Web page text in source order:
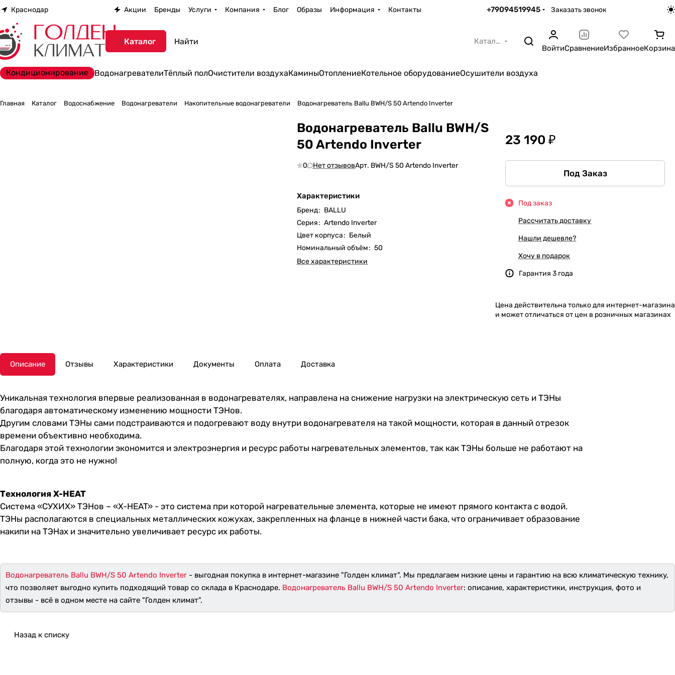
Краснодар Акции Бренды Услуги Компания Блог Образы Информация Контакты +79094519945 Заказать звонок
Каталог Каталог
ВойтиСравнениеИзбранноеКорзина
Кондиционирование ВодонагревателиТёплый полОчистители воздухаКаминыОтоплениеКотельное оборудованиеОсушители воздуха
Главная Каталог Водоснабжение Водонагреватели Накопительные водонагреватели Водонагреватель Ballu BWH/S 50 Artendo Inverter
Водонагреватель Ballu BWH/S
50 Artendo Inverter
0 Нет отзывовАрт. BWH/S 50 Artendo Inverter
Характеристики
Бренд: BALLU
Серия: Artendo Inverter
Цвет корпуса: Белый
Номинальный объём: 50
Все характеристики
23 190 ₽
Под Заказ
Под заказ
Рассчитать доставку
Нашли дешевле?
Хочу в подарок
Гарантия 3 года
Цена действительна только для интернет-магазина
и может отличаться от цен в розничных магазинах
Описание Отзывы Характеристики Документы Оплата Доставка
Уникальная технология впервые реализованная в водонагревателях, направлена на снижение нагрузки на электрическую сеть и ТЭНы
благодаря автоматическому изменению мощности ТЭНов.
Другим словами ТЭНы сами подстраиваются и подогревают воду внутри водонагревателя на такой мощности, которая в данный отрезок
времени объективно необходима.
Благодаря этой технологии экономится и электроэнергия и ресурс работы нагревательных элементов, так как ТЭНы больше не работают на
полную, когда это не нужно!
Технология X-HEAT
Система «СУХИХ» ТЭНов – «X-HEAT» - это система при которой нагревательные элемента, которые не имеют прямого контакта с водой.
ТЭНы располагаются в специальных металлических кожухах, закрепленных на фланце в нижней части бака, что ограничивает образование
накипи на ТЭНах и значительно увеличивает ресурс их работы.
Водонагреватель Ballu BWH/S 50 Artendo Inverter - выгодная покупка в интернет-магазине "Голден климат". Мы предлагаем низкие цены и гарантию на всю климатическую технику,
что позволяет выгодно купить подходящий товар со склада в Краснодаре. Водонагреватель Ballu BWH/S 50 Artendo Inverter: описание, характеристики, инструкция, фото и
отзывы - всё в одном месте на сайте "Голден климат".
Назад к списку